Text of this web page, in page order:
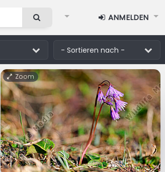
ANMELDEN
Zoom